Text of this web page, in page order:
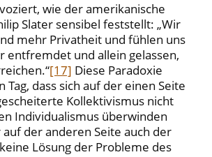
wie der amerikanische
Slater sensibel feststellt: „Wir
mehr Privatheit und fühlen uns
entfremdet und allein gelassen,
[17] Diese Paradoxie
Tag, dass sich auf der einen Seite
Kollektivismus nicht
Individualismus überwinden
auf der anderen Seite auch der
Lösung der Probleme des